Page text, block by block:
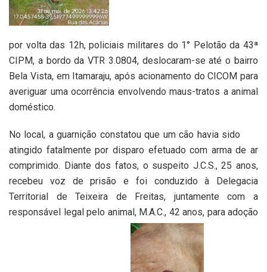
por volta das 12h, policiais militares do 1° Pelotão da 43ª
CIPM, a bordo da VTR 3.0804, deslocaram-se até o bairro
Bela Vista, em Itamaraju, após acionamento do CICOM para
averiguar uma ocorrência envolvendo maus-tratos a animal
doméstico.
No local, a guarnição constatou que um cão havia sido
atingido fatalmente por disparo efetuado com arma de ar
comprimido. Diante dos fatos, o suspeito J.C.S., 25 anos,
recebeu voz de prisão e foi conduzido à Delegacia
Territorial de Teixeira de Freitas, juntamente com a
responsável legal pelo animal, M.A.C., 42 anos, para adoção